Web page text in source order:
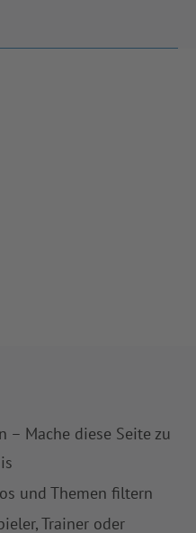
– Mache diese Seite zu
und Themen filtern
Trainer oder